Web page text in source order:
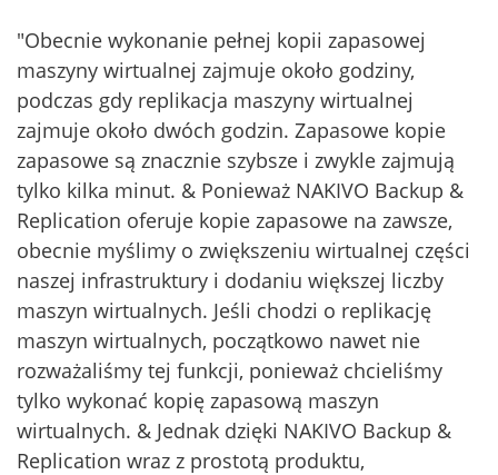
"Obecnie wykonanie pełnej kopii zapasowej
maszyny wirtualnej zajmuje około godziny,
podczas gdy replikacja maszyny wirtualnej
zajmuje około dwóch godzin. Zapasowe kopie
zapasowe są znacznie szybsze i zwykle zajmują
tylko kilka minut. & Ponieważ NAKIVO Backup &
Replication oferuje kopie zapasowe na zawsze,
obecnie myślimy o zwiększeniu wirtualnej części
naszej infrastruktury i dodaniu większej liczby
maszyn wirtualnych. Jeśli chodzi o replikację
maszyn wirtualnych, początkowo nawet nie
rozważaliśmy tej funkcji, ponieważ chcieliśmy
tylko wykonać kopię zapasową maszyn
wirtualnych. & Jednak dzięki NAKIVO Backup &
Replication wraz z prostotą produktu,